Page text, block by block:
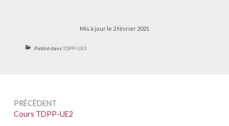
Mis à jour le 2 février 2021
Publié dansTDPP-UE3
Navigation
de
PRÉCÉDENT
Précédent :
Cours TDPP-UE2